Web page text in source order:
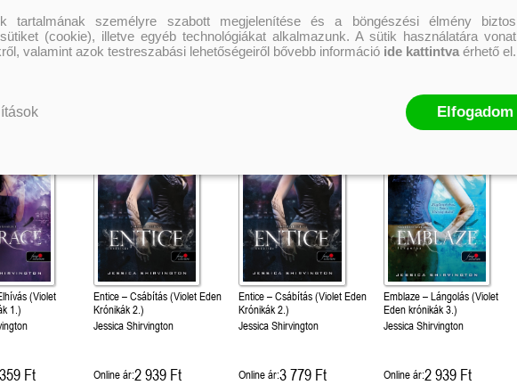
Ft Kötött ár:5 399 Ft Kötött ár:4 499 Ft Kötött ár:4 499 Ft
(Violet
1.)
Ft
Entice – Csábítás (Violet Eden
Krónikák 2.)
Jessica Shirvington
Online ár:2 939 Ft
Entice – Csábítás (Violet Eden
Krónikák 2.)
Jessica Shirvington
Online ár:3 779 Ft
Emblaze – Lángolás (Violet
Eden krónikák 3.)
Jessica Shirvington
Online ár:2 939 Ft
tartalmának személyre szabott megjelenítése és a böngészési élmény
(cookie), illetve egyéb technológiákat alkalmazunk. A sütik használatára
valamint azok testreszabási lehetőségeiről bővebb információ ide kattintva érhető el.
Elfogadom